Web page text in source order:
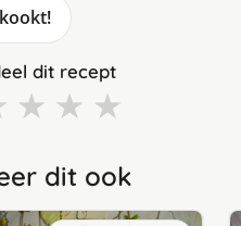
dit recept
★ ★ ★
dit ook